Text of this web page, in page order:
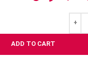
ADD TO CART